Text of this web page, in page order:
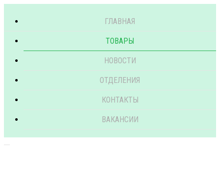
ГЛАВНАЯ
ТОВАРЫ
НОВОСТИ
ОТДЕЛЕНИЯ
КОНТАКТЫ
ВАКАНСИИ